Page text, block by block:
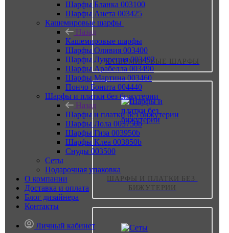
КАШЕМИРОВЫЕ ШАРФЫ
ШАРФЫ И ПЛАТКИ БЕЗ
БИЖУТЕРИИ
Шарфы Бланка 003100
Шарфы Анета 003425
Кашемировые шарфы
Назад
Кашемировые шарфы
Шарфы Оливия 003400
Шарфы Лукреция 003492
Шарфы Арабелла 003490
Шарфы Мартина 003460
Пончо Бонита 004440
Шарфы и платки без бижутерии
Назад
Шарфы и платки без бижутерии
Шарфы Лола 003750b
Шарфы Гиза 003950b
Шарфы Клеа 003850b
Снуды 003500
Сеты
Подарочная упаковка
О компании
Доставка и оплата
Блог дизайнера
Контакты
Личный кабинет